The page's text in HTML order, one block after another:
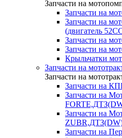
Запчасти на
Запчасти на
Запчасти на
(двигатель
Запчасти на
Запчасти на
Крыльчатки
Запчасти на
Запчасти на
Запчасти на
Запчасти на
Запчасти на
Запчасти на